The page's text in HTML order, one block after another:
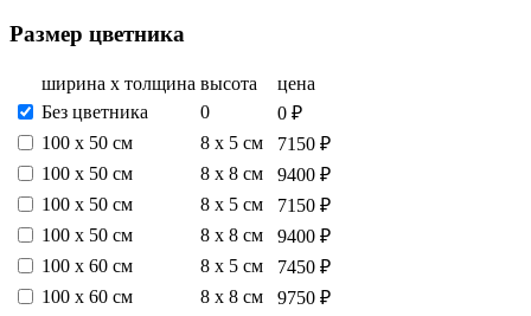
Размер цветника
ширина х толщина высота
цена
Без цветника
0
0 ₽
100 х 50 см
8 х 5 см
7150 ₽
100 х 50 см
8 х 8 см
9400 ₽
100 х 50 см
8 х 5 см
7150 ₽
100 х 50 см
8 х 8 см
9400 ₽
100 х 60 см
8 х 5 см
7450 ₽
100 х 60 см
8 х 8 см
9750 ₽